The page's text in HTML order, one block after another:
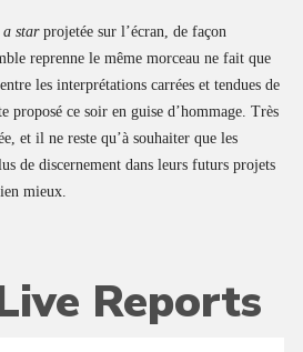
a star projetée sur l’écran, de façon
reprenne le même morceau ne fait que
les interprétations carrées et tendues de
proposé ce soir en guise d’hommage. Très
et il ne reste qu’à souhaiter que les
de discernement dans leurs futurs projets
mieux.
Reports